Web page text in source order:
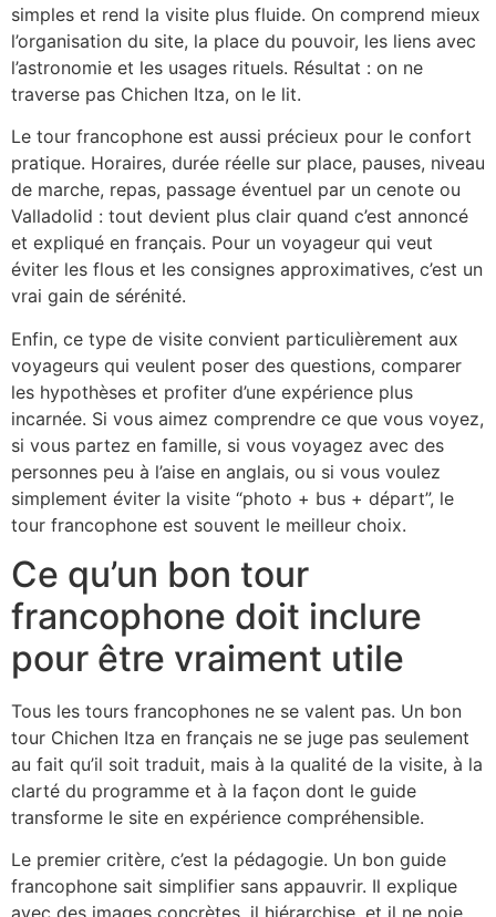
simples et rend la visite plus fluide. On comprend mieux
l’organisation du site, la place du pouvoir, les liens avec
l’astronomie et les usages rituels. Résultat : on ne
traverse pas Chichen Itza, on le lit.
Le tour francophone est aussi précieux pour le confort
pratique. Horaires, durée réelle sur place, pauses, niveau
de marche, repas, passage éventuel par un cenote ou
Valladolid : tout devient plus clair quand c’est annoncé
et expliqué en français. Pour un voyageur qui veut
éviter les flous et les consignes approximatives, c’est un
vrai gain de sérénité.
Enfin, ce type de visite convient particulièrement aux
voyageurs qui veulent poser des questions, comparer
les hypothèses et profiter d’une expérience plus
incarnée. Si vous aimez comprendre ce que vous voyez,
si vous partez en famille, si vous voyagez avec des
personnes peu à l’aise en anglais, ou si vous voulez
simplement éviter la visite “photo + bus + départ”, le
tour francophone est souvent le meilleur choix.
Ce qu’un bon tour
francophone doit inclure
pour être vraiment utile
Tous les tours francophones ne se valent pas. Un bon
tour Chichen Itza en français ne se juge pas seulement
au fait qu’il soit traduit, mais à la qualité de la visite, à la
clarté du programme et à la façon dont le guide
transforme le site en expérience compréhensible.
Le premier critère, c’est la pédagogie. Un bon guide
francophone sait simplifier sans appauvrir. Il explique